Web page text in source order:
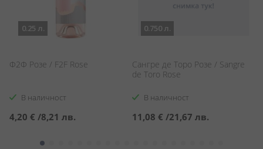
0.25 л.
Ф2Ф Розе / F2F Rose
В наличност
4,20 € /8,21 лв.
0.750 л.
Сангре де Торо Розе / Sangre
de Toro Rose
В наличност
11,08 € /21,67 лв.